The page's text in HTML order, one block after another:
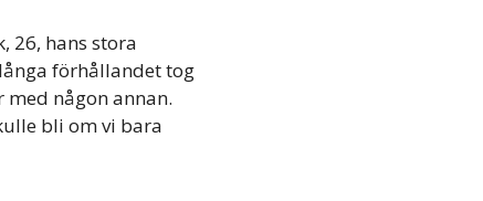
26, hans stora
förhållandet tog
någon annan.
bli om vi bara